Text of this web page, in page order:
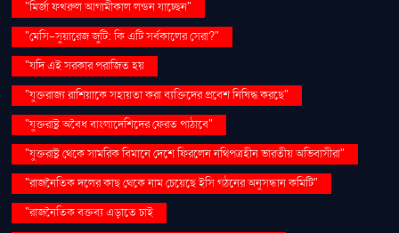
"মির্জা ফখরুল আগামীকাল লন্ডন যাচ্ছেন"
"মেসি-সুয়ারেজ জুটি: কি এটি সর্বকালের সেরা?"
"যদি এই সরকার পরাজিত হয়
"যুক্তরাজ্য রাশিয়াকে সহায়তা করা ব্যক্তিদের প্রবেশ নিষিদ্ধ করছে"
"যুক্তরাষ্ট্র অবৈধ বাংলাদেশিদের ফেরত পাঠাবে"
"যুক্তরাষ্ট্র থেকে সামরিক বিমানে দেশে ফিরলেন নথিপত্রহীন ভারতীয় অভিবাসীরা"
"রাজনৈতিক দলের কাছ থেকে নাম চেয়েছে ইসি গঠনের অনুসন্ধান কমিটি"
"রাজনৈতিক বক্তব্য এড়াতে চাই